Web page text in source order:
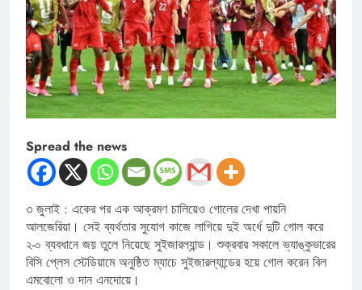
Spread the news
৩ জুলাই : একের পর এক আক্রমণ চালিয়েও গোলের দেখা পায়নি
আলজেরিয়া। সেই ব্যর্থতার সুযোগ কাজে লাগিয়ে দুই অর্ধে দুটি গোল করে
২-০ ব্যবধানে জয় তুলে নিয়েছে সুইজারল্যান্ড। শুক্রবার সকালে ভ্যাঙ্কুভারের
বিসি প্লেস স্টেডিয়ামে অনুষ্ঠিত ম্যাচে সুইজারল্যান্ডের হয়ে গোল করেন বিল
এমবোলো ও দান এনদোয়ে।